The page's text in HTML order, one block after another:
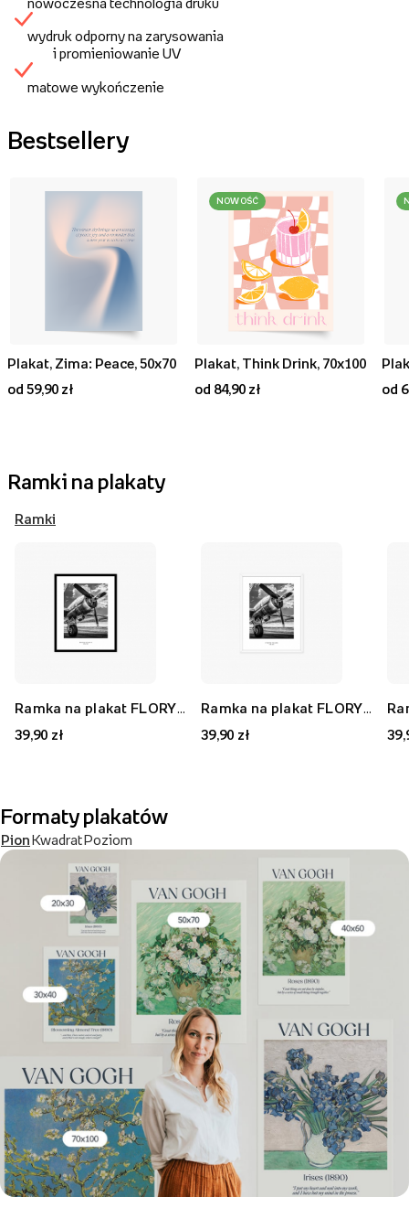
wydruk odporny na zarysowania
i promieniowanie UV
matowe wykończenie
Bestsellery
Plakat, Zima: Peace, 50x70
od 59,90 zł
NOWOŚĆ
Plakat, Think Drink, 70x100
od 84,90 zł
od
Ramki na plakaty
Ramki
39,90 zł
39,90 zł
Formaty plakatów
PionKwadratPoziom